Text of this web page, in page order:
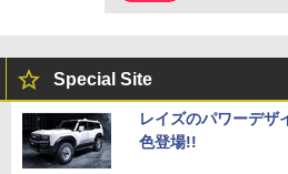
Special Site
レイズのパワーデザ
色登場!!